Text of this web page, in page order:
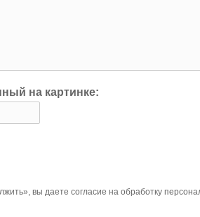
на картинке:
вы даете согласие на обработку